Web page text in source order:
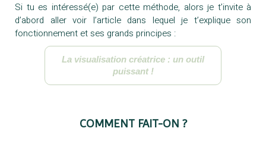
Si tu es intéressé(e) par cette méthode, alors je t’invite à
d’abord aller voir l’article dans lequel je t’explique son
fonctionnement et ses grands principes :
La visualisation créatrice : un outil
puissant !
COMMENT FAIT-ON ?​​